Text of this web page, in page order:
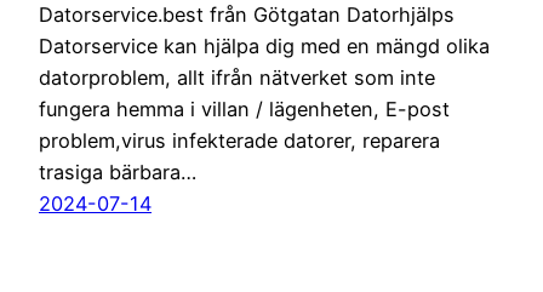
Datorservice.best från Götgatan Datorhjälps
Datorservice kan hjälpa dig med en mängd olika
datorproblem, allt ifrån nätverket som inte
fungera hemma i villan / lägenheten, E-post
problem,virus infekterade datorer, reparera
trasiga bärbara…
2024-07-14